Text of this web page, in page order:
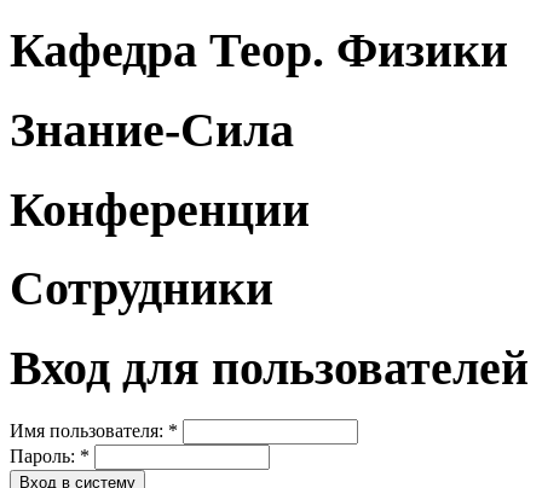
Кафедра Теор. Физики
Знание-Сила
Конференции
Сотрудники
Вход для пользователей
Имя пользователя: *
Пароль: *